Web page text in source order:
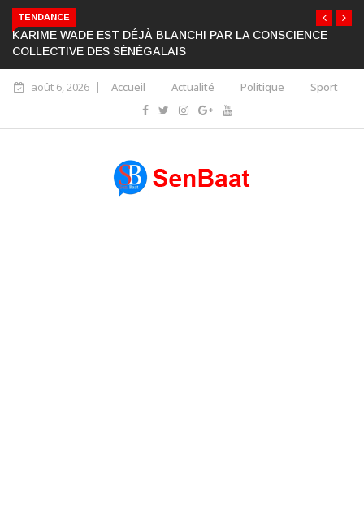
TENDANCE
KARIME WADE EST DÉJÀ BLANCHI PAR LA CONSCIENCE
COLLECTIVE DES SÉNÉGALAIS
août 6, 2026 Accueil Actualité Politique Sport